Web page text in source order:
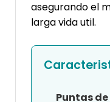
asegurando el
larga vida util.
Puntas